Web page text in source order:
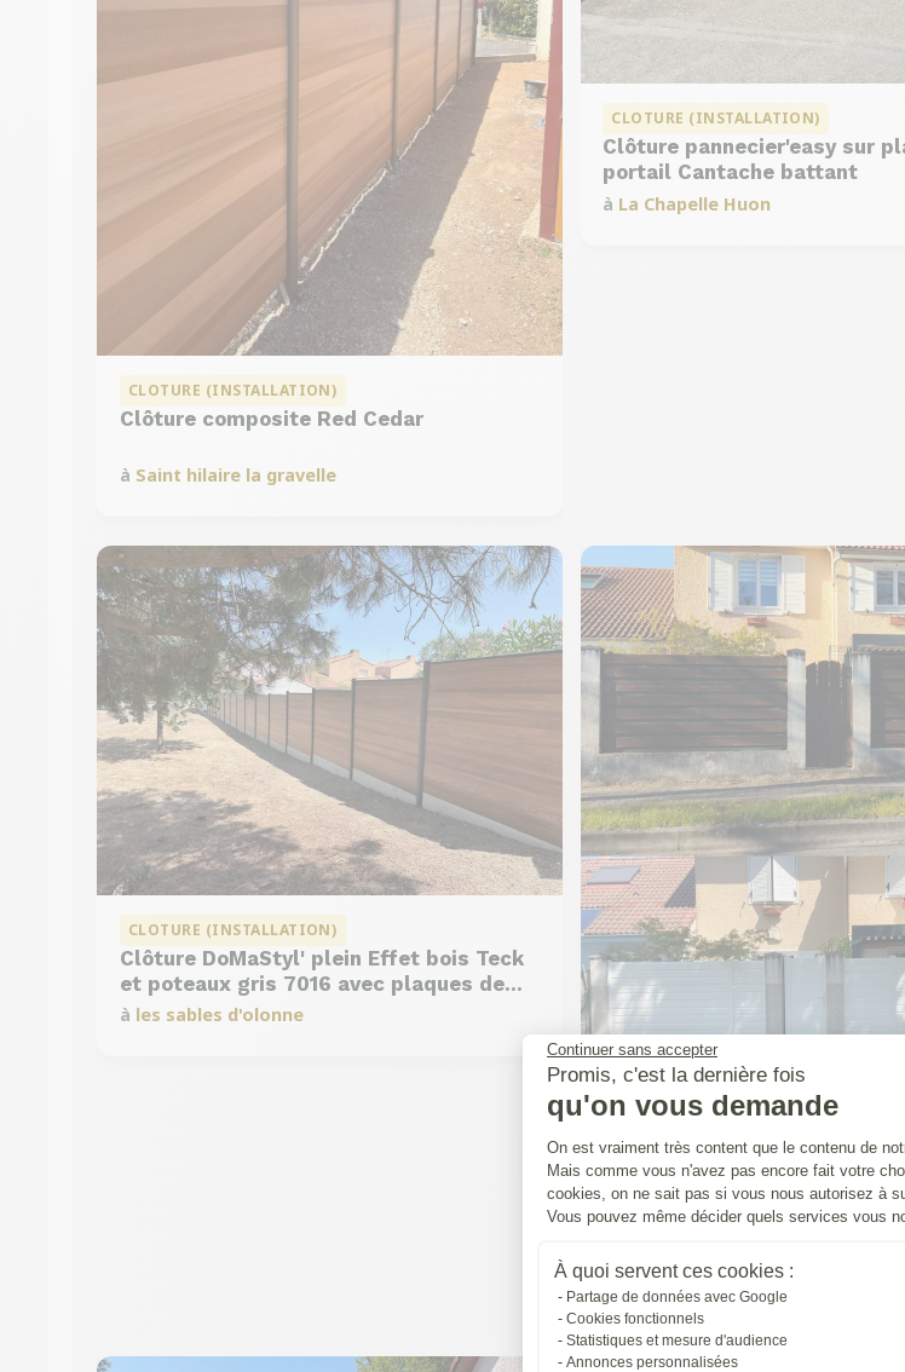
Continuer sans accepter
Promis, c'est la dernière fois
qu'on vous demande
Plateforme de Gestion
On est vraiment très content que le contenu de
Mais comme vous n'avez pas encore fait votre
cookies, on ne sait pas si vous nous autorisez à
Vous pouvez même décider quels services vous
À quoi servent ces cookies :
Partage de données avec Google
Cookies fonctionnels
Statistiques et mesure d'audience
Annonces personnalisées
Axeptio consent
CLOTURE (INSTALLATION)
Clôture composite Red Cedar
à Saint hilaire la gravelle
CLOTURE (INSTALLATION)
Clôture pannecier'easy sur
portail Cantache battant
à La Chapelle Huon
CLOTURE (INSTALLATION)
Clôture DoMaStyl' plein Effet bois Teck
et poteaux gris 7016 avec plaques de
soubassement béton
à les sables d'olonne
CLOTURE (INSTALLATION)
Pose d'une Clôture Yat'Easy
St-priest